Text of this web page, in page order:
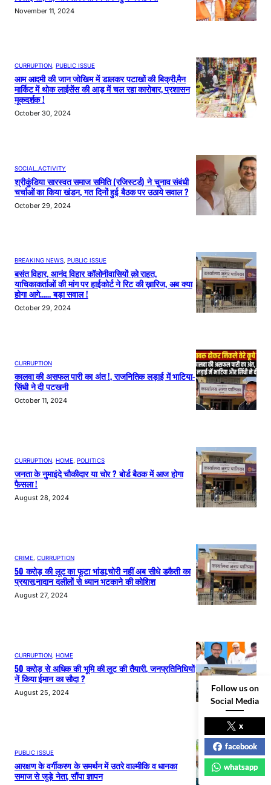
November 11, 2024
CURRUPTION, PUBLIC ISSUE
आम आदमी की जान जोखिम में डालकर पटाखों की बिक्री,मैन
मार्किट में थोक लाईसेंस की आड़ में चल रहा कारोबार, प्रशासन
मूकदर्शक !
October 30, 2024
SOCIAL_ACTIVITY
श्रीकुंडिया सारस्वत समाज समिति (रजिस्टर्ड) ने चुनाव संबंधी
चर्चाओं का किया खंडन, गत दिनों हुई बैठक पर उठाये सवाल ?
October 29, 2024
BREAKING NEWS, PUBLIC ISSUE
बसंत विहार, आनंद विहार कॉलोनीवासियों क़ो राहत,
याचिकाकर्ताओं की मांग पर हाईकोर्ट ने रिट की ख़ारिज, अब क्या
होगा आगे…… बड़ा सवाल !
October 29, 2024
CURRUPTION
कालवा की असफल पारी का अंत !, राजनितिक लड़ाई में भाटिया-
सिंधी ने दी पटखनी
October 11, 2024
CURRUPTION HOME POLIITICS
जनता के नुमाइंदे चौकीदार या चोर ? बोर्ड बैठक में आज होगा
फैसला !
August 28, 2024
CRIME CURRUPTION
50 करोड़ की लूट का फूटा भांडा,चोरी नहीं अब सीधे डकैती का
प्रयास,नादान दलीलों से ध्यान भटकाने की कोशिश
August 27, 2024
CURRUPTION HOME
50 करोड़ से अधिक की भूमि की लूट की तैयारी, जनप्रतिनिधियों
नें किया ईमान का सौदा ?
August 25, 2024
PUBLIC ISSUE
आरक्षण के वर्गीकरण के समर्थन में उतरे वाल्मीकि व धानका
समाज से जुड़े नेता, सौंपा ज्ञापन
Follow us on
Social Media
x
facebook
whatsapp